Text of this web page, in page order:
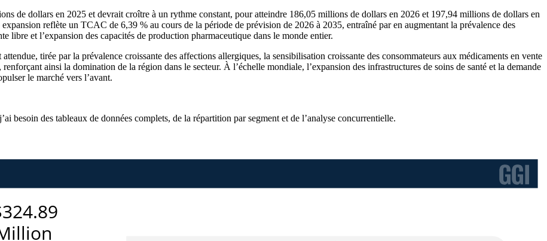
de dollars en 2025 et devrait croître à un rythme constant, pour atteindre 186,05 millions de dollars en 2026 et 197,94 millions de dollars en
reflète un TCAC de 6,39 % au cours de la période de prévision de 2026 à 2035, entraîné par en augmentant la prévalence des
libre et l’expansion des capacités de production pharmaceutique dans le monde entier.
tirée par la prévalence croissante des affections allergiques, la sensibilisation croissante des consommateurs aux médicaments en vente
ainsi la domination de la région dans le secteur. À l’échelle mondiale, l’expansion des infrastructures de soins de santé et la demande
le marché vers l’avant.
besoin des tableaux de données complets, de la répartition par segment et de l’analyse concurrentielle.